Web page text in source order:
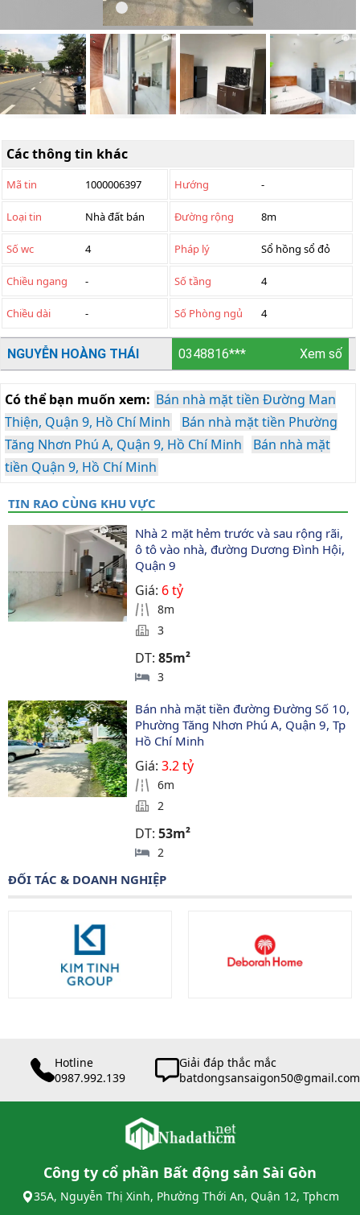
Các thông tin khác
Mã tin 1000006397 Hướng -
Loại tin Nhà đất bán Đường rộng 8m
Số wc 4 Pháp lý Sổ hồng sổ đỏ
Chiều ngang - Số tầng 4
Chiều dài - Số Phòng ngủ 4
NGUYỄN HOÀNG THÁI 0348816*** Xem số
Có thể bạn muốn xem: Bán nhà mặt tiền Đường Man
Thiện, Quận 9, Hồ Chí Minh
Bán nhà mặt tiền Phường
Tăng Nhơn Phú A, Quận 9, Hồ Chí Minh
Bán nhà mặt
tiền Quận 9, Hồ Chí Minh
TIN RAO CÙNG KHU VỰC
Nhà 2 mặt hẻm trước và sau rộng rãi,
ô tô vào nhà, đường Dương Đình Hội,
Quận 9
Giá: 6 tỷ
8m
3
DT:85m²
3
Bán nhà mặt tiền đường Đường Số 10,
Phường Tăng Nhơn Phú A, Quận 9, Tp
Hồ Chí Minh
Giá:3.2 tỷ
6m
2
DT:53m²
2
ĐỐI TÁC & DOANH NGHIỆP
Hotline
0987.992.139
Giải đáp thắc mắc
batdongsansaigon50@gmail.com
Công ty cổ phần Bất động sản Sài Gòn
35A, Nguyễn Thị Xinh, Phường Thới An, Quận 12, Tphcm